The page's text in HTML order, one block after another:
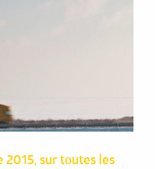
2015, sur toutes les